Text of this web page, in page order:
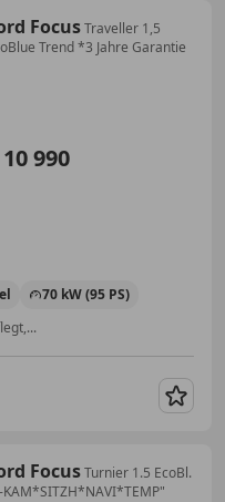
FocusTraveller 1,5
Trend *3 Jahre Garantie
990
70 kW (95 PS)
FocusTurnier 1.5 EcoBl.
KAM*SITZH*NAVI*TEMP"